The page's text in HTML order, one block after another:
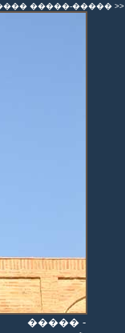
�����-�����>>
����� -